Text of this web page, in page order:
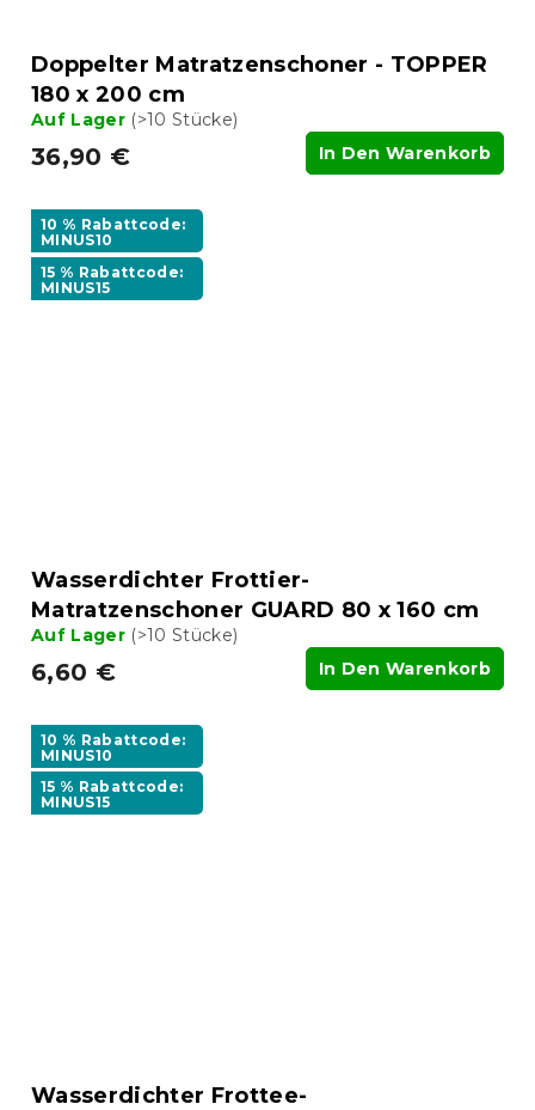
Doppelter Matratzenschoner - TOPPER
180 x 200 cm
Auf Lager (>10 Stücke)
36,90 € In Den Warenkorb
10 % Rabattcode:
MINUS10
15 % Rabattcode:
MINUS15
Wasserdichter Frottier-
Matratzenschoner GUARD 80 x 160 cm
Auf Lager (>10 Stücke)
6,60 € In Den Warenkorb
10 % Rabattcode:
MINUS10
15 % Rabattcode:
MINUS15
Wasserdichter Frottee-